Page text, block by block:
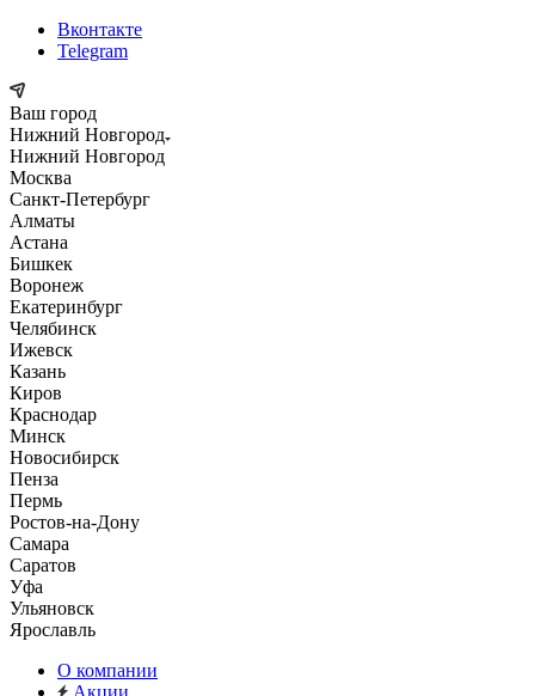
Вконтакте
Telegram
Ваш город
Нижний Новгород
Нижний Новгород
Москва
Санкт-Петербург
Алматы
Астана
Бишкек
Воронеж
Екатеринбург
Челябинск
Ижевск
Казань
Киров
Краснодар
Минск
Новосибирск
Пенза
Пермь
Ростов-на-Дону
Самара
Саратов
Уфа
Ульяновск
Ярославль
О компании
Акции